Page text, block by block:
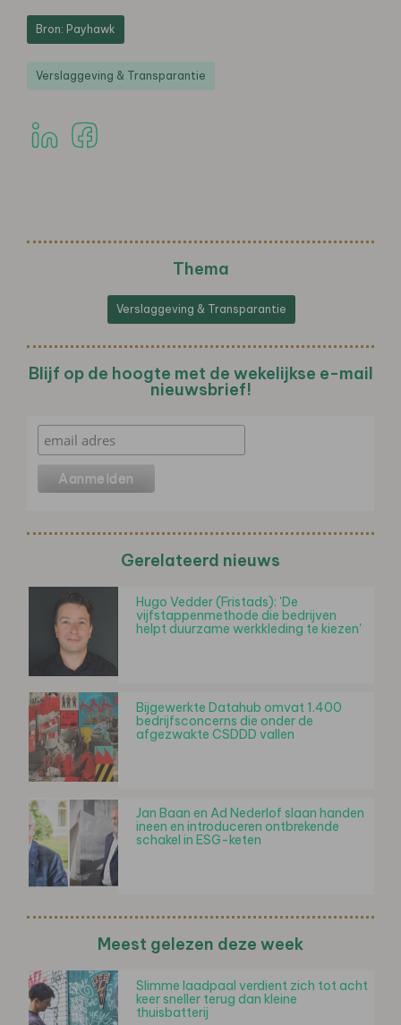
Bron: Payhawk
Verslaggeving & Transparantie
Thema
Verslaggeving & Transparantie
Blijf op de hoogte met de wekelijkse e-mail
nieuwsbrief!
Gerelateerd nieuws
Hugo Vedder (Fristads): 'De
vijfstappenmethode die bedrijven
helpt duurzame werkkleding te kiezen'
Bijgewerkte Datahub omvat 1.400
bedrijfsconcerns die onder de
afgezwakte CSDDD vallen
Jan Baan en Ad Nederlof slaan handen
ineen en introduceren ontbrekende
schakel in ESG-keten
Meest gelezen deze week
Slimme laadpaal verdient zich tot acht
keer sneller terug dan kleine
thuisbatterij